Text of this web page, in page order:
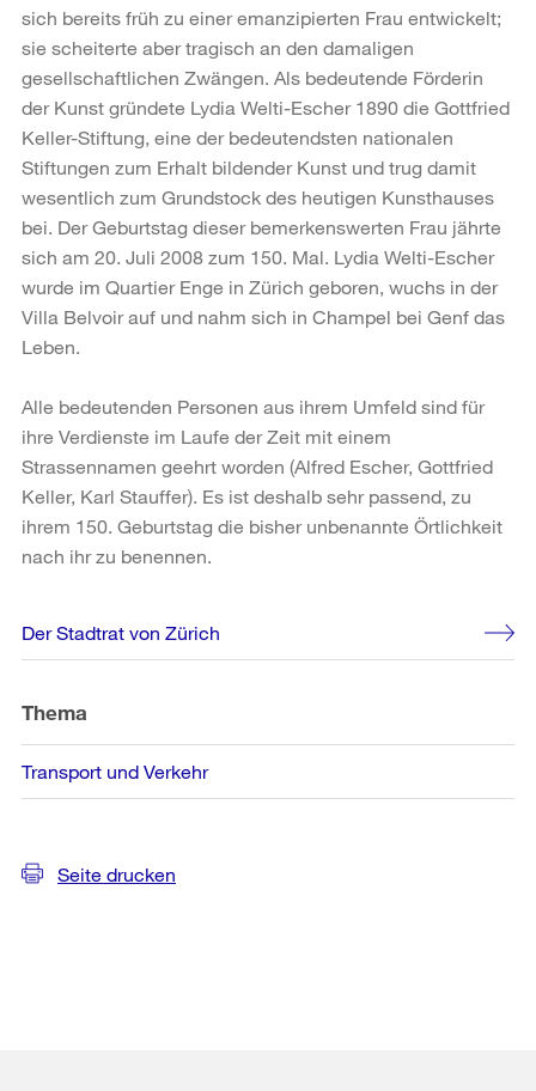
sich bereits früh zu einer emanzipierten Frau entwickelt;
sie scheiterte aber tragisch an den damaligen
gesellschaftlichen Zwängen. Als bedeutende Förderin
der Kunst gründete Lydia Welti-Escher 1890 die Gottfried
Keller-Stiftung, eine der bedeutendsten nationalen
Stiftungen zum Erhalt bildender Kunst und trug damit
wesentlich zum Grundstock des heutigen Kunsthauses
bei. Der Geburtstag dieser bemerkenswerten Frau jährte
sich am 20. Juli 2008 zum 150. Mal. Lydia Welti-Escher
wurde im Quartier Enge in Zürich geboren, wuchs in der
Villa Belvoir auf und nahm sich in Champel bei Genf das
Leben.
Alle bedeutenden Personen aus ihrem Umfeld sind für
ihre Verdienste im Laufe der Zeit mit einem
Strassennamen geehrt worden (Alfred Escher, Gottfried
Keller, Karl Stauffer). Es ist deshalb sehr passend, zu
ihrem 150. Geburtstag die bisher unbenannte Örtlichkeit
nach ihr zu benennen.
Weitere
Informationen
Der Stadtrat von Zürich
Thema
Transport und Verkehr
Seite drucken